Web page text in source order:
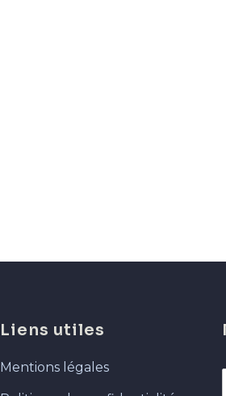
Liens utiles
Mentions légales